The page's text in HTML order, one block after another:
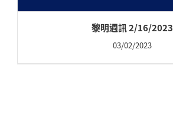
黎明週訊 2/16/2023
03/02/2023